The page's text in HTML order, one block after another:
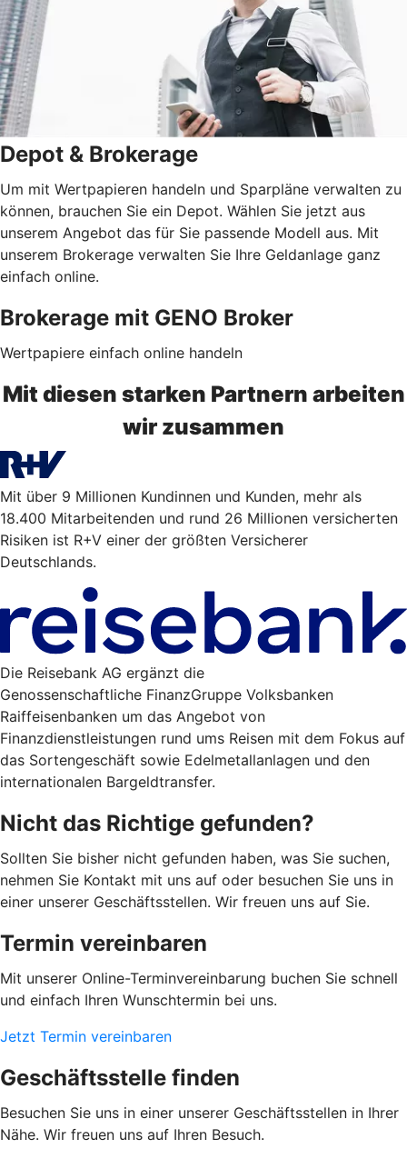
Depot & Brokerage
Um mit Wertpapieren handeln und Sparpläne verwalten zu
können, brauchen Sie ein Depot. Wählen Sie jetzt aus
unserem Angebot das für Sie passende Modell aus. Mit
unserem Brokerage verwalten Sie Ihre Geldanlage ganz
einfach online.
Brokerage mit GENO Broker
Wertpapiere einfach online handeln
Mit diesen starken Partnern arbeiten
wir zusammen
Mit über 9 Millionen Kundinnen und Kunden, mehr als
18.400 Mitarbeitenden und rund 26 Millionen versicherten
Risiken ist R+V einer der größten Versicherer
Deutschlands.
Die Reisebank AG ergänzt die
Genossenschaftliche FinanzGruppe Volksbanken
Raiffeisenbanken um das Angebot von
Finanzdienstleistungen rund ums Reisen mit dem Fokus auf
das Sortengeschäft sowie Edelmetallanlagen und den
internationalen Bargeldtransfer.
Nicht das Richtige gefunden?
Sollten Sie bisher nicht gefunden haben, was Sie suchen,
nehmen Sie Kontakt mit uns auf oder besuchen Sie uns in
einer unserer Geschäftsstellen. Wir freuen uns auf Sie.
Termin vereinbaren
Mit unserer Online-Terminvereinbarung buchen Sie schnell
und einfach Ihren Wunschtermin bei uns.
Jetzt Termin vereinbaren
Geschäftsstelle finden
Besuchen Sie uns in einer unserer Geschäftsstellen in Ihrer
Nähe. Wir freuen uns auf Ihren Besuch.